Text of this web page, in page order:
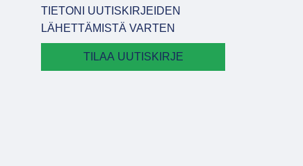
TIETONI UUTISKIRJEIDEN
LÄHETTÄMISTÄ VARTEN
TILAA UUTISKIRJE